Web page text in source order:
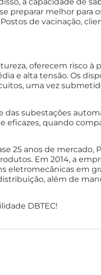
a capacidade de
preparar melhor para
de vacinação,
oferecem risco à
e alta tensão. Os
uma vez
das subestações
eficazes, quando
25 anos de mercado,
Em 2014, a
eletromecânicas em
além de
DBTEC!